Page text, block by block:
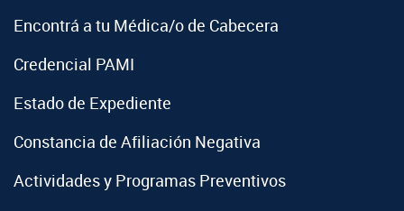
Encontrá a tu Médica/o de Cabecera
Credencial PAMI
Estado de Expediente
Constancia de Afiliación Negativa
Actividades y Programas Preventivos